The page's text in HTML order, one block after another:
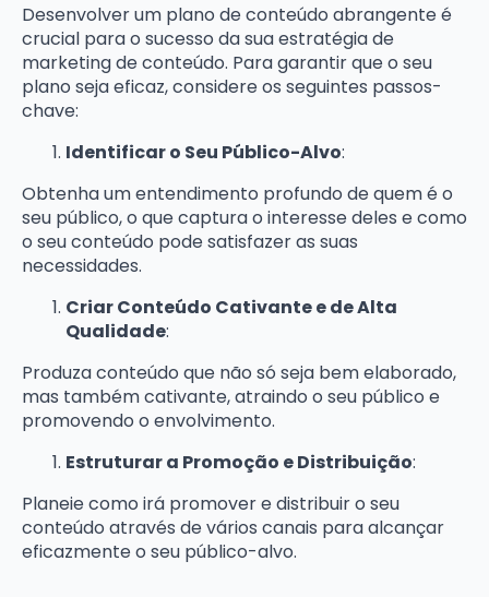
Desenvolver um plano de conteúdo abrangente é
crucial para o sucesso da sua estratégia de
marketing de conteúdo. Para garantir que o seu
plano seja eficaz, considere os seguintes passos-
chave:
Identificar o Seu Público-Alvo:
Obtenha um entendimento profundo de quem é o
seu público, o que captura o interesse deles e como
o seu conteúdo pode satisfazer as suas
necessidades.
Criar Conteúdo Cativante e de Alta
Qualidade:
Produza conteúdo que não só seja bem elaborado,
mas também cativante, atraindo o seu público e
promovendo o envolvimento.
Estruturar a Promoção e Distribuição:
Planeie como irá promover e distribuir o seu
conteúdo através de vários canais para alcançar
eficazmente o seu público-alvo.